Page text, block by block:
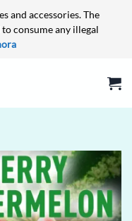
and accessories. The
consume any illegal